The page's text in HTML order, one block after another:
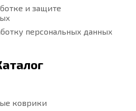
и защите
персональных данных
коврики